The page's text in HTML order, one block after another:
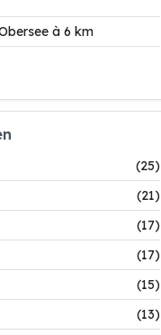
à 6 km
(25)
(21)
(17)
(17)
(15)
(13)